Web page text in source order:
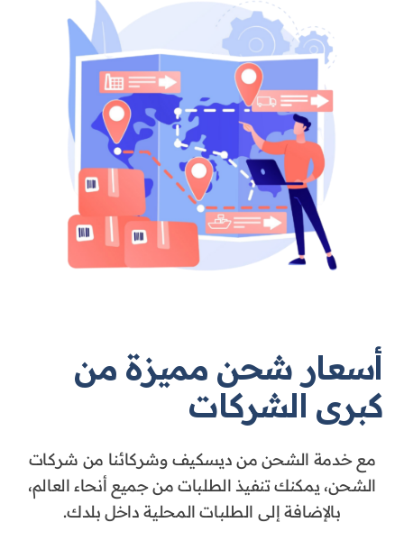
أسعار شحن مميزة من
كبرى الشركات
مع خدمة الشحن من ديسكيف وشركائنا من شركات
الشحن، يمكنك تنفيذ الطلبات من جميع أنحاء العالم،
بالإضافة إلى الطلبات المحلية داخل بلدك.